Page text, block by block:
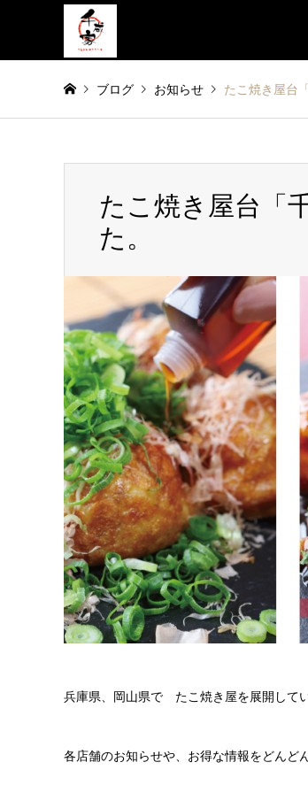
ブログ お知らせ たこ焼き屋台
たこ焼き屋台「
た。
兵庫県、岡山県で たこ焼き屋を展開して
各店舗のお知らせや、お得な情報をどんど